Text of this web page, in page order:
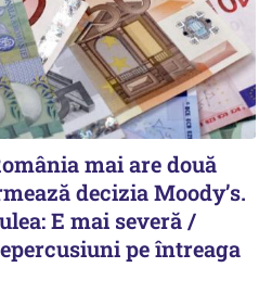
mai are două
decizia Moody’s.
E mai severă /
pe întreaga